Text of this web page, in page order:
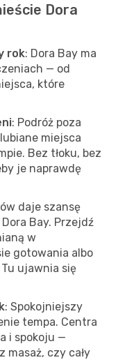
Dora
rok: Dora Bay ma
— od
które
: Podróż poza
miejsca
Bez tłoku, bez
je naprawdę
daje szansę
Bay. Przejdź
w
gotowania albo
ujawnia się
: Spokojniejszy
tempa. Centra
i spokoju —
masaż, czy cały